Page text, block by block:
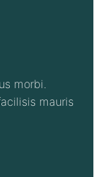
morbi.
mauris